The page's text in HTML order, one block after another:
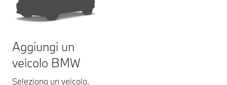
Aggiungi un
veicolo BMW
Seleziona un veicolo.